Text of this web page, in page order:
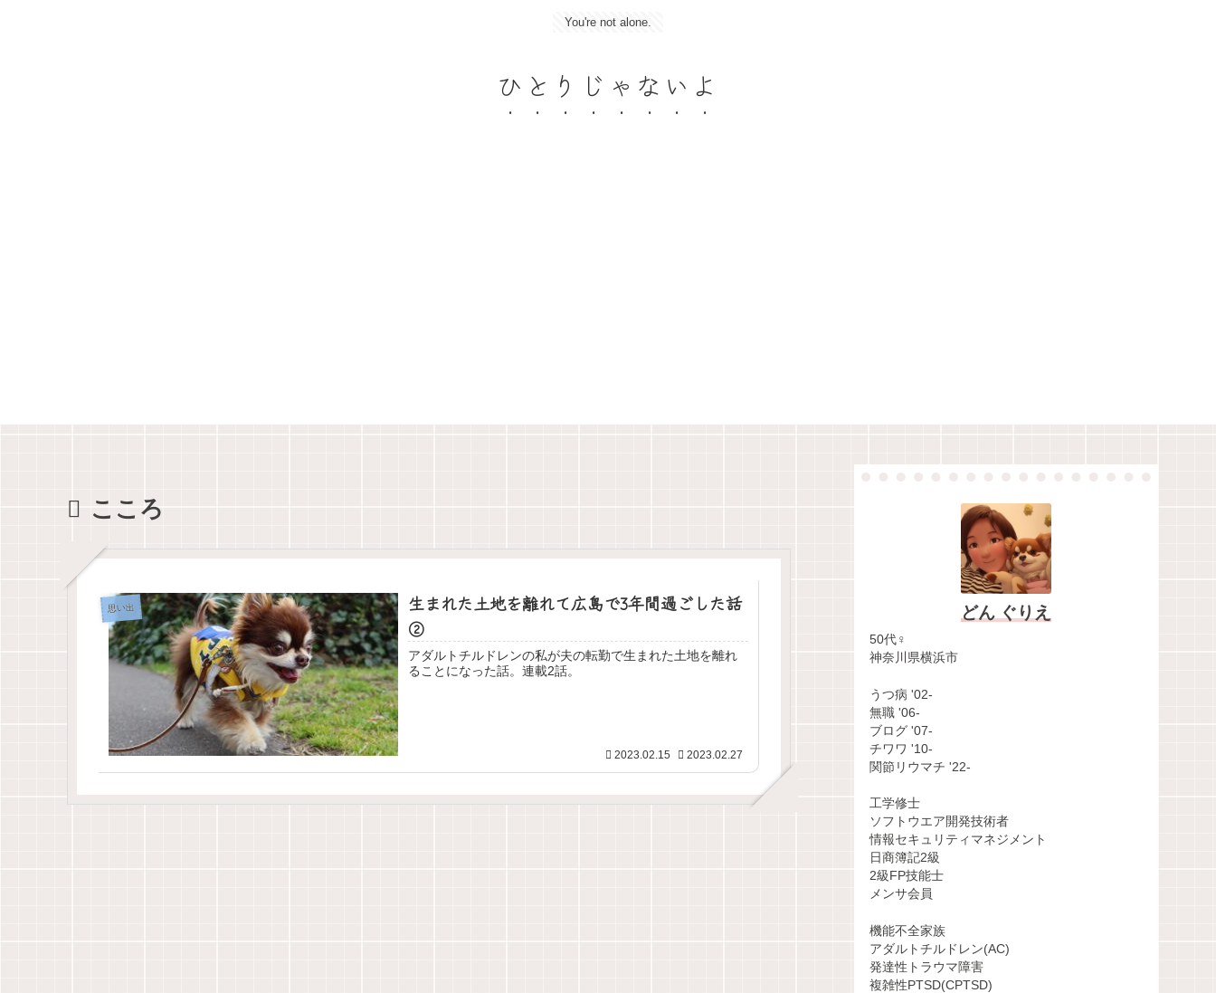
You're not alone.
ひとりじゃないよ
こころ
思い出
生まれた土地を離れて広島で3年間過ごした話
②
アダルトチルドレンの私が夫の転勤で生まれた土地を離れ
ることになった話。連載2話。
2023.02.15 2023.02.27
どん ぐりえ
50代♀
神奈川県横浜市
うつ病 '02-
無職 '06-
ブログ '07-
チワワ '10-
関節リウマチ '22-
工学修士
ソフトウエア開発技術者
情報セキュリティマネジメント
日商簿記2級
2級FP技能士
メンサ会員
機能不全家族
アダルトチルドレン(AC)
発達性トラウマ障害
複雑性PTSD(CPTSD)